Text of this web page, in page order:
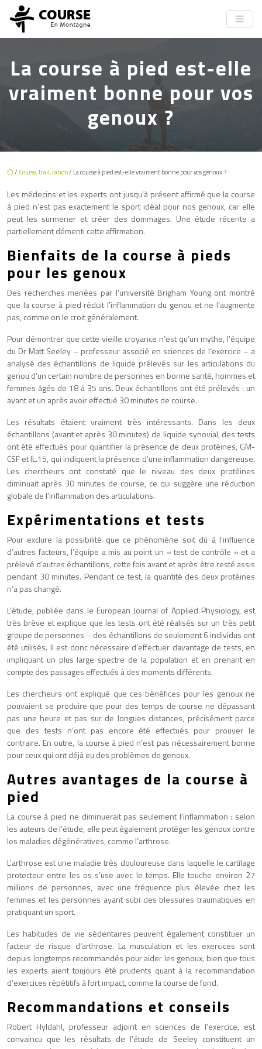
La course à pied est-elle
vraiment bonne pour vos
genoux ?
/ Course, trail, rando/ La course à pied est-elle vraiment bonne pour vos genoux ?
Les médecins et les experts ont jusqu’à présent affirmé que la course
à pied n’est pas exactement le sport idéal pour nos genoux, car elle
peut les surmener et créer des dommages. Une étude récente a
partiellement démenti cette affirmation.
Bienfaits de la course à pieds
pour les genoux
Des recherches menées par l’université Brigham Young ont montré
que la course à pied réduit l’inflammation du genou et ne l’augmente
pas, comme on le croit généralement.
Pour démontrer que cette vieille croyance n’est qu’un mythe, l’équipe
du Dr Matt Seeley – professeur associé en sciences de l’exercice – a
analysé des échantillons de liquide prélevés sur les articulations du
genou d’un certain nombre de personnes en bonne santé, hommes et
femmes âgés de 18 à 35 ans. Deux échantillons ont été prélevés : un
avant et un après avoir effectué 30 minutes de course.
Les résultats étaient vraiment très intéressants. Dans les deux
échantillons (avant et après 30 minutes) de liquide synovial, des tests
ont été effectués pour quantifier la présence de deux protéines, GM-
CSF et IL.15, qui indiquent la présence d’une inflammation dangereuse.
Les chercheurs ont constaté que le niveau des deux protéines
diminuait après 30 minutes de course, ce qui suggère une réduction
globale de l’inflammation des articulations.
Expérimentations et tests
Pour exclure la possibilité que ce phénomène soit dû à l’influence
d’autres facteurs, l’équipe a mis au point un « test de contrôle » et a
prélevé d’autres échantillons, cette fois avant et après être resté assis
pendant 30 minutes. Pendant ce test, la quantité des deux protéines
n’a pas changé.
L’étude, publiée dans le European Journal of Applied Physiology, est
très brève et explique que les tests ont été réalisés sur un très petit
groupe de personnes – des échantillons de seulement 6 individus ont
été utilisés. Il est donc nécessaire d’effectuer davantage de tests, en
impliquant un plus large spectre de la population et en prenant en
compte des passages effectués à des moments différents.
Les chercheurs ont expliqué que ces bénéfices pour les genoux ne
pouvaient se produire que pour des temps de course ne dépassant
pas une heure et pas sur de longues distances, précisément parce
que des tests n’ont pas encore été effectués pour prouver le
contraire. En outre, la course à pied n’est pas nécessairement bonne
pour ceux qui ont déjà eu des problèmes de genoux.
Autres avantages de la course à
pied
La course à pied ne diminuerait pas seulement l’inflammation : selon
les auteurs de l’étude, elle peut également protéger les genoux contre
les maladies dégénératives, comme l’arthrose.
L’arthrose est une maladie très douloureuse dans laquelle le cartilage
protecteur entre les os s’use avec le temps. Elle touche environ 27
millions de personnes, avec une fréquence plus élevée chez les
femmes et les personnes ayant subi des blessures traumatiques en
pratiquant un sport.
Les habitudes de vie sédentaires peuvent également constituer un
facteur de risque d’arthrose. La musculation et les exercices sont
depuis longtemps recommandés pour aider les genoux, bien que tous
les experts aient toujours été prudents quant à la recommandation
d’exercices répétitifs à fort impact, comme la course de fond.
Recommandations et conseils
Robert Hyldahl, professeur adjoint en sciences de l’exercice, est
convaincu que les résultats de l’étude de Seeley constituent un